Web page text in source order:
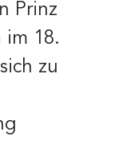
Prinz
im 18.
zu